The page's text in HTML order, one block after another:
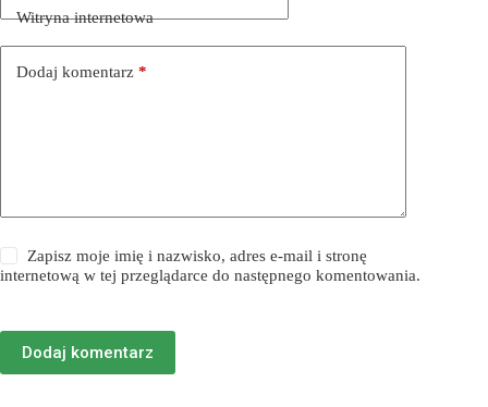
Witryna internetowa
Dodaj komentarz *
Zapisz moje imię i nazwisko, adres e-mail i stronę
internetową w tej przeglądarce do następnego komentowania.
Dodaj komentarz